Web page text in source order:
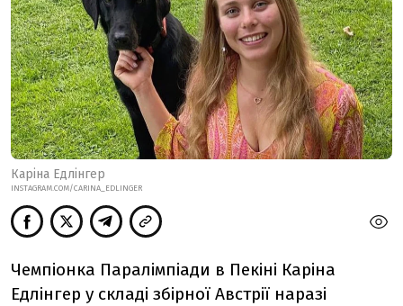
Каріна Едлінгер
INSTAGRAM.COM/CARINA_EDLINGER
Чемпіонка Паралімпіади в Пекіні Каріна
Едлінгер у складі збірної Австрії наразі